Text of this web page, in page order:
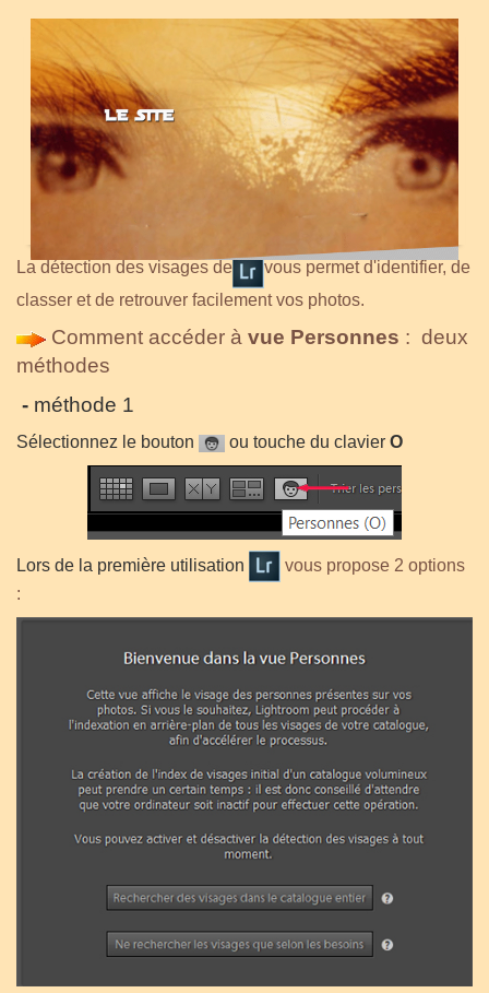
La détection des visages de
vous permet d'identifier, de
classer et de retrouver facilement vos photos.
Comment accéder à vue Personnes : deux
méthodes
- méthode 1
Sélectionnez le bouton ou touche du clavier O
Lors de la première utilisation
vous propose 2 options
: